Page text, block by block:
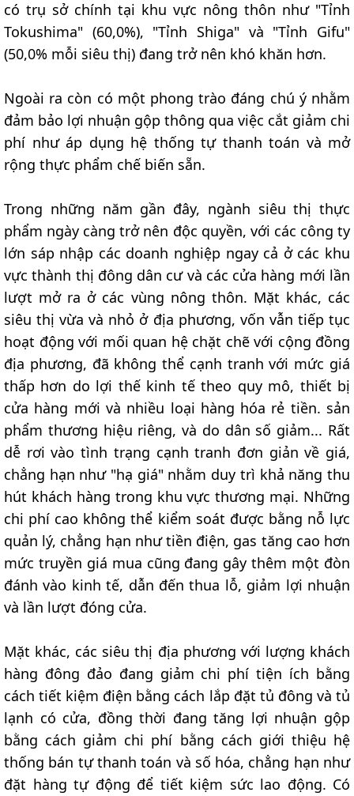
có trụ sở chính tại khu vực nông thôn như "Tỉnh
Tokushima" (60,0%), "Tỉnh Shiga" và "Tỉnh Gifu"
(50,0% mỗi siêu thị) đang trở nên khó khăn hơn.
Ngoài ra còn có một phong trào đáng chú ý nhằm
đảm bảo lợi nhuận gộp thông qua việc cắt giảm chi
phí như áp dụng hệ thống tự thanh toán và mở
rộng thực phẩm chế biến sẵn.
Trong những năm gần đây, ngành siêu thị thực
phẩm ngày càng trở nên độc quyền, với các công ty
lớn sáp nhập các doanh nghiệp ngay cả ở các khu
vực thành thị đông dân cư và các cửa hàng mới lần
lượt mở ra ở các vùng nông thôn. Mặt khác, các
siêu thị vừa và nhỏ ở địa phương, vốn vẫn tiếp tục
hoạt động với mối quan hệ chặt chẽ với cộng đồng
địa phương, đã không thể cạnh tranh với mức giá
thấp hơn do lợi thế kinh tế theo quy mô, thiết bị
cửa hàng mới và nhiều loại hàng hóa rẻ tiền. sản
phẩm thương hiệu riêng, và do dân số giảm... Rất
dễ rơi vào tình trạng cạnh tranh đơn giản về giá,
chẳng hạn như "hạ giá" nhằm duy trì khả năng thu
hút khách hàng trong khu vực thương mại. Những
chi phí cao không thể kiểm soát được bằng nỗ lực
quản lý, chẳng hạn như tiền điện, gas tăng cao hơn
mức truyền giá mua cũng đang gây thêm một đòn
đánh vào kinh tế, dẫn đến thua lỗ, giảm lợi nhuận
và lần lượt đóng cửa.
Mặt khác, các siêu thị địa phương với lượng khách
hàng đông đảo đang giảm chi phí tiện ích bằng
cách tiết kiệm điện bằng cách lắp đặt tủ đông và tủ
lạnh có cửa, đồng thời đang tăng lợi nhuận gộp
bằng cách giảm chi phí bằng cách giới thiệu hệ
thống bán tự thanh toán và số hóa, chẳng hạn như
đặt hàng tự động để tiết kiệm sức lao động. Có